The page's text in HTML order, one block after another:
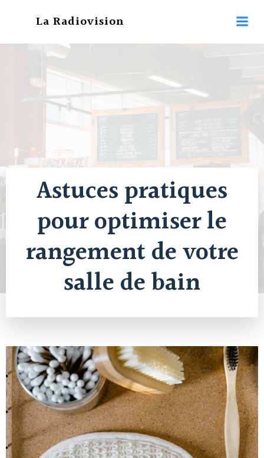
La Radiovision
Astuces pratiques
pour optimiser le
rangement de votre
salle de bain